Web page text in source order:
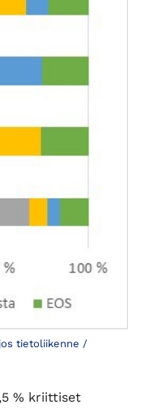
tietoliikenne /
% kriittiset